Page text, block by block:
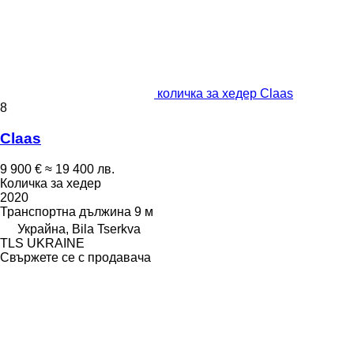
количка за хедер Claas
8
Claas
9 900 € ≈ 19 400 лв.
Количка за хедер
2020
Транспортна дължина 9 м
Украйна, Bila Tserkva
TLS UKRAINE
Свържете се с продавача